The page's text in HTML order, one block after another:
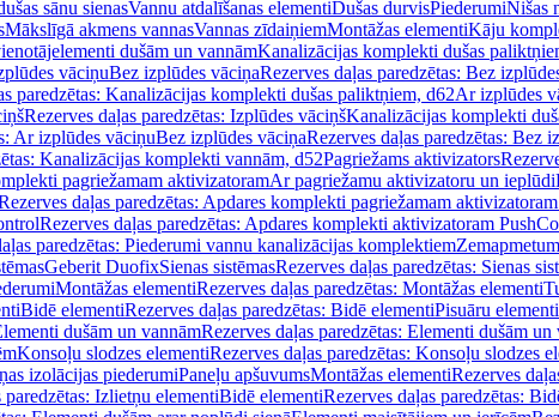
sānu sienasVannu atdalīšanas elementiDušas durvisPiederumiNišas
Mākslīgā akmens vannasVannas zīdaiņiemMontāžas elementiKāju
dušām un vannāmKanalizācijas komplekti dušas
vāciņuBez izplūdes vāciņaRezerves daļas paredzētas: Bez
paredzētas: Kanalizācijas komplekti dušas paliktņiem, d62Ar izplūdes
Rezerves daļas paredzētas: Izplūdes vāciņšKanalizācijas komplekti
Ar izplūdes vāciņuBez izplūdes vāciņaRezerves daļas paredzētas: Bez
Kanalizācijas komplekti vannām, d52Pagriežams aktivizators
pagriežamam aktivizatoramAr pagriežamu aktivizatoru un ieplūdi
daļas paredzētas: Apdares komplekti pagriežamam
Rezerves daļas paredzētas: Apdares komplekti aktivizatoram
paredzētas: Piederumi vannu kanalizācijas komplektiem
Geberit DuofixSienas sistēmasRezerves daļas paredzētas: Sienas
Montāžas elementiRezerves daļas paredzētas: Montāžas elementi
Bidē elementiRezerves daļas paredzētas: Bidē elementiPisuāru elementi
dušām un vannāmRezerves daļas paredzētas: Elementi dušām un
Konsoļu slodzes elementiRezerves daļas paredzētas: Konsoļu slodzes
izolācijas piederumiPaneļu apšuvumsMontāžas elementiRezerves
paredzētas: Izlietņu elementiBidē elementiRezerves daļas paredzētas: